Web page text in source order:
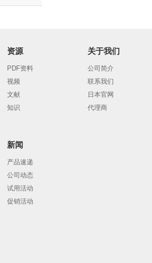
资源
PDF资料
视频
文献
知识
关于我们
公司简介
联系我们
日本官网
代理商
新闻
产品速递
公司动态
试用活动
促销活动